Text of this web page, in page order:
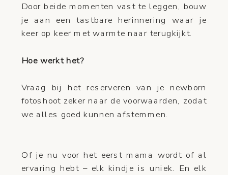
Door beide momenten vast te leggen, bouw
je aan een tastbare herinnering waar je
keer op keer met warmte naar terugkijkt.
Hoe werkt het?
Vraag bij het reserveren van je newborn
fotoshoot zeker naar de voorwaarden, zodat
we alles goed kunnen afstemmen.
Of je nu voor het eerst mama wordt of al
ervaring hebt – elk kindje is uniek. En elk